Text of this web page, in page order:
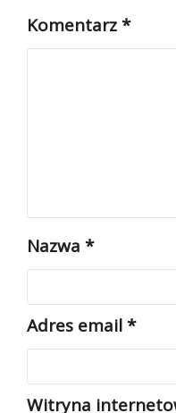
Komentarz*
Nazwa *
Adres email*
Witryna